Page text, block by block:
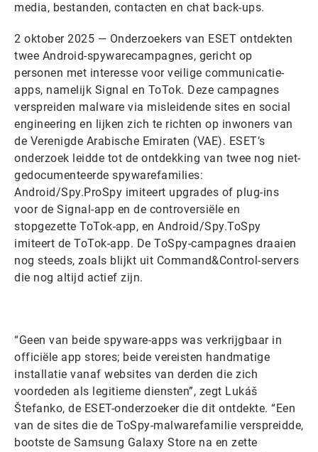
media, bestanden, contacten en chat back-ups.
2 oktober 2025 — Onderzoekers van ESET ontdekten
twee Android-spywarecampagnes, gericht op
personen met interesse voor veilige communicatie-
apps, namelijk Signal en ToTok. Deze campagnes
verspreiden malware via misleidende sites en social
engineering en lijken zich te richten op inwoners van
de Verenigde Arabische Emiraten (VAE). ESET’s
onderzoek leidde tot de ontdekking van twee nog niet-
gedocumenteerde spywarefamilies:
Android/Spy.ProSpy imiteert upgrades of plug-ins
voor de Signal-app en de controversiële en
stopgezette ToTok-app, en Android/Spy.ToSpy
imiteert de ToTok-app. De ToSpy-campagnes draaien
nog steeds, zoals blijkt uit Command&Control-servers
die nog altijd actief zijn.
“Geen van beide spyware-apps was verkrijgbaar in
officiële app stores; beide vereisten handmatige
installatie vanaf websites van derden die zich
voordeden als legitieme diensten”, zegt Lukáš
Štefanko, de ESET-onderzoeker die dit ontdekte. “Een
van de sites die de ToSpy-malwarefamilie verspreidde,
bootste de Samsung Galaxy Store na en zette